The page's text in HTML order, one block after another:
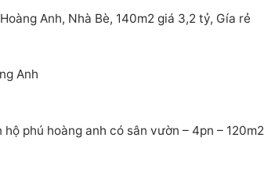
Anh, Nhà Bè, 140m2 giá 3,2 tỷ, Gía rẻ
Anh
phú hoàng anh có sân vườn – 4pn – 120m2